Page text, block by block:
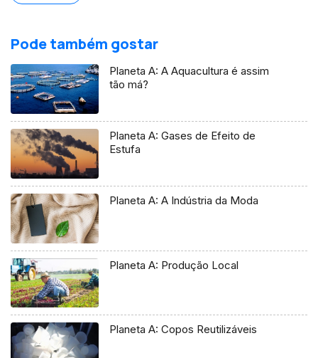
Pode também gostar
Planeta A: A Aquacultura é assim
tão má?
Planeta A: Gases de Efeito de
Estufa
Planeta A: A Indústria da Moda
Planeta A: Produção Local
Planeta A: Copos Reutilizáveis